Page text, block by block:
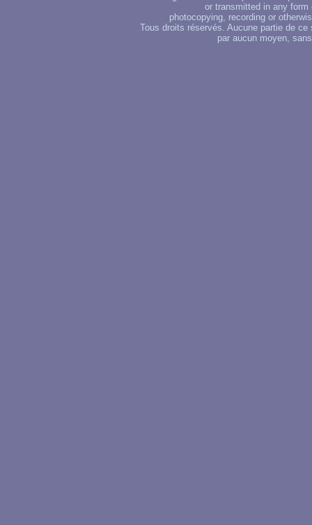
or transmitted in any
photocopying, recording or
Tous droits réservés. Aucune partie de
par aucun moyen,